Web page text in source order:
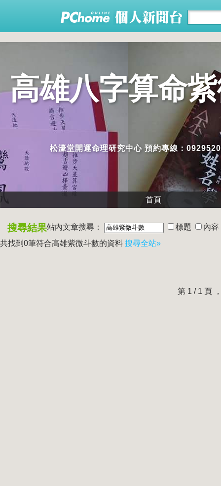
高雄八字算命
松濠堂開運命理研究中心 預約專線：
首頁
搜尋結果站內文章搜尋： 標題
內容
共找到0筆符合高雄紫微斗數的資料 搜尋全站»
第 1 / 1